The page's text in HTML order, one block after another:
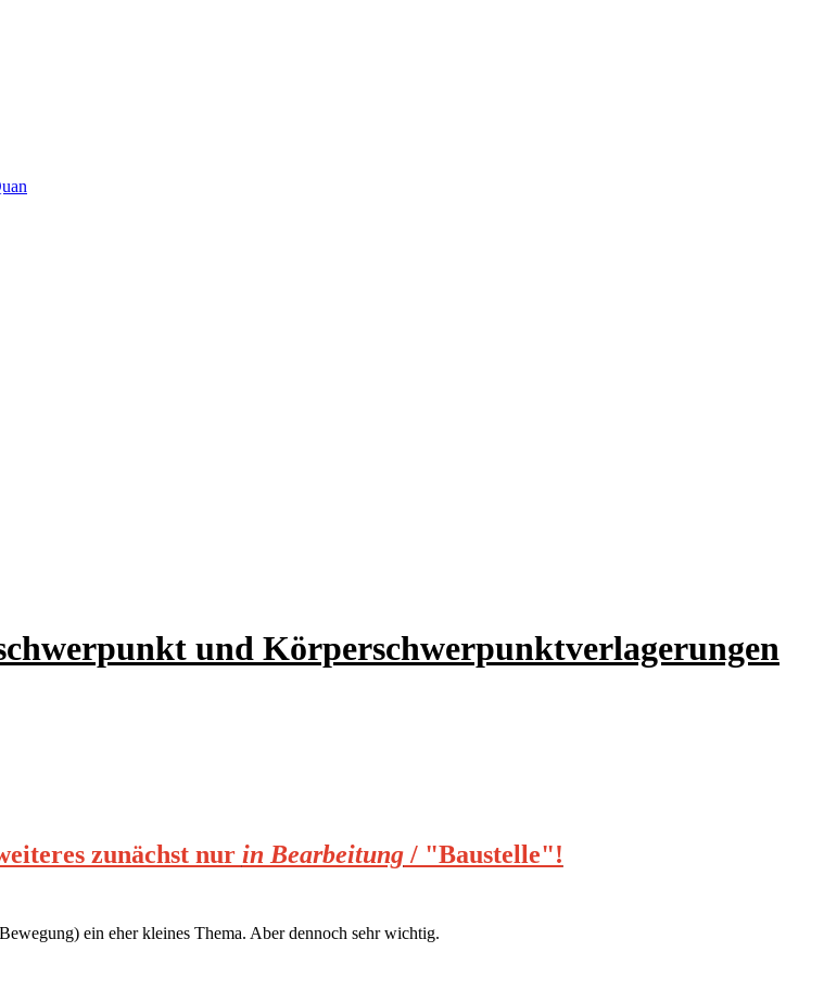
und Körperschwerpunktverlagerungen
zunächst nur in Bearbeitung/ "Baustelle"!
ein eher kleines Thema. Aber dennoch sehr wichtig.